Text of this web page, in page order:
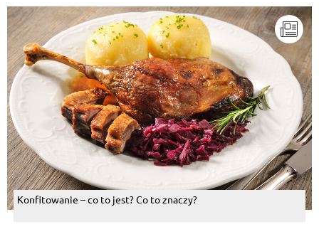
Konfitowanie – co to jest? Co to znaczy?